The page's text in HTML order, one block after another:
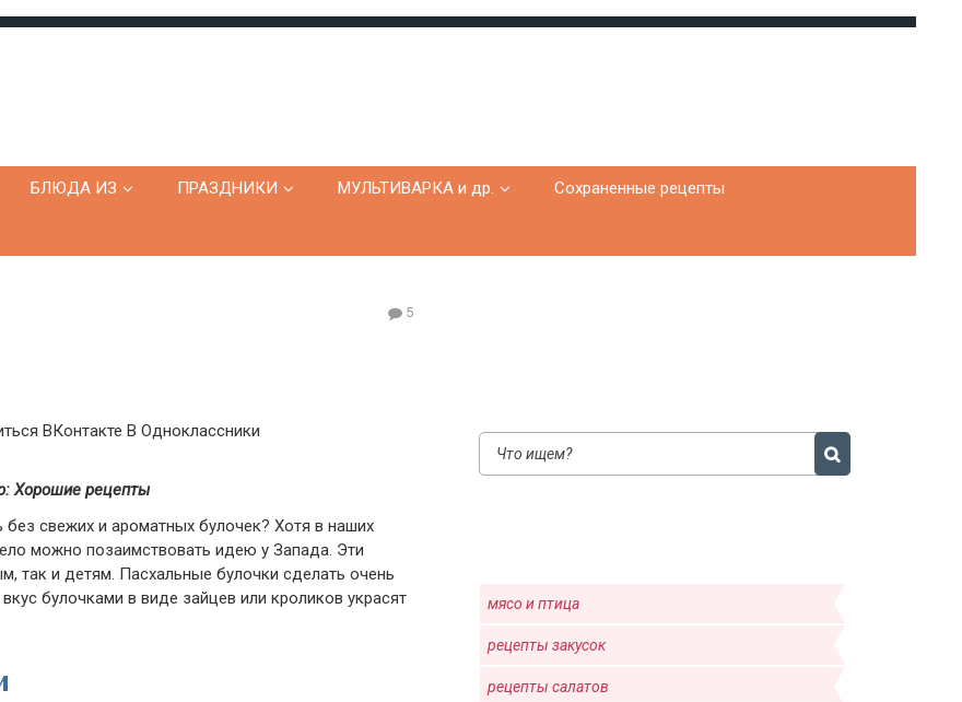
БЛЮДА ИЗ ПРАЗДНИКИ МУЛЬТИВАРКА и др. Сохраненные рецепты
5
ВКонтакте В Одноклассники
Хорошие рецепты
свежих и ароматных булочек? Хотя в наших
можно позаимствовать идею у Запада. Эти
так и детям. Пасхальные булочки сделать очень
булочками в виде зайцев или кроликов украсят
мясо и птица
рецепты закусок
рецепты салатов